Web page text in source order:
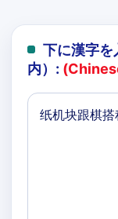
下に漢字
内）: